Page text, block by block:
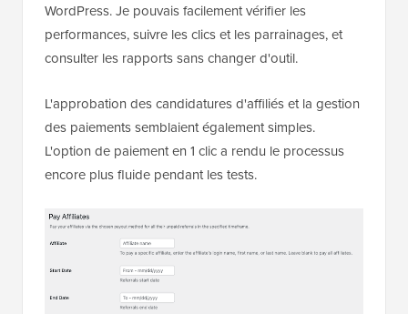
WordPress. Je pouvais facilement vérifier les
performances, suivre les clics et les parrainages, et
consulter les rapports sans changer d'outil.
L'approbation des candidatures d'affiliés et la gestion
des paiements semblaient également simples.
L'option de paiement en 1 clic a rendu le processus
encore plus fluide pendant les tests.